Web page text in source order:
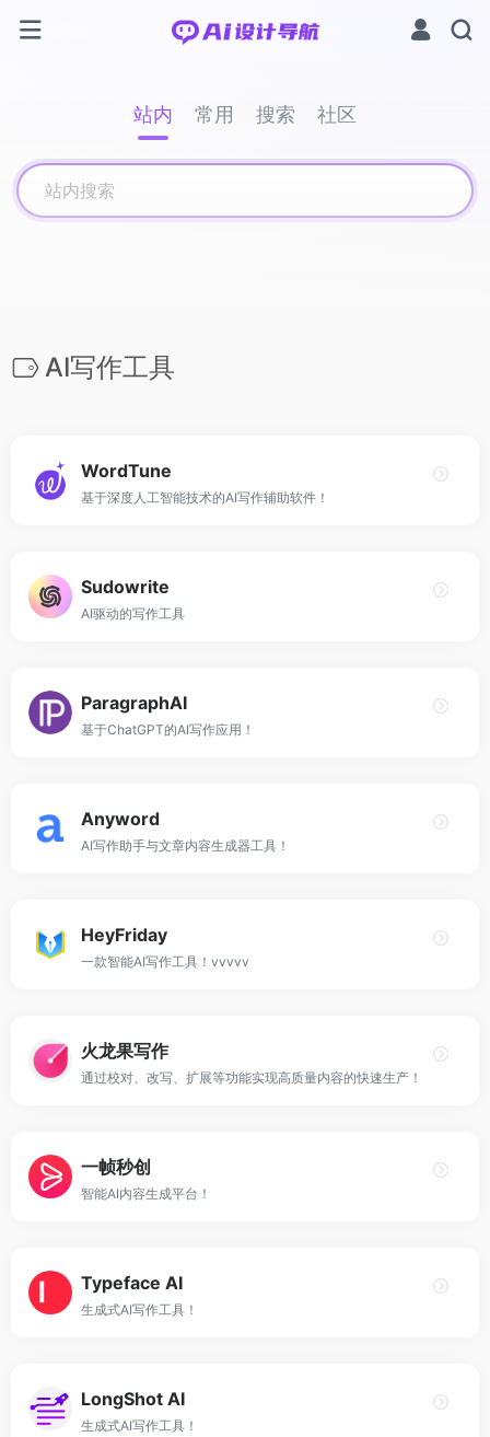
站内 常用 搜索 社区
AI写作工具
WordTune
基于深度人工智能技术的AI写作辅助软件！
Sudowrite
AI驱动的写作工具
ParagraphAI
基于ChatGPT的AI写作应用！
Anyword
AI写作助手与文章内容生成器工具！
HeyFriday
一款智能AI写作工具！vvvvv
火龙果写作
通过校对、改写、扩展等功能实现高质量内容的快速生产！
一帧秒创
智能AI内容生成平台！
Typeface AI
生成式AI写作工具！
LongShot AI
生成式AI写作工具！